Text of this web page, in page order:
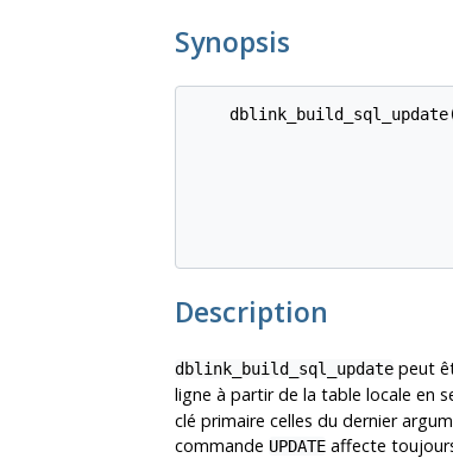
Synopsis
Description
dblink_build_sql_update peut
ligne à partir de la table locale en
clé primaire celles du dernier
commande UPDATE affecte